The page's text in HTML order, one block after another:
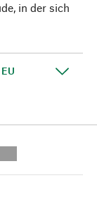
in der sich